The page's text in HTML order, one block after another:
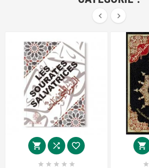
 
  
    

